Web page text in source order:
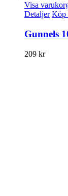
Visa
Detaljer Köp
Gunnels
209 kr